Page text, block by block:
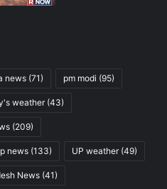
news (71) pm modi (95)
weather(43)
(209)
news (133) UP weather(49)
News (41)